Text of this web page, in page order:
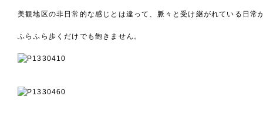
美観地区の非日常的な感じとは違って、脈々と受け継がれている日常
ふらふら歩くだけでも飽きません。